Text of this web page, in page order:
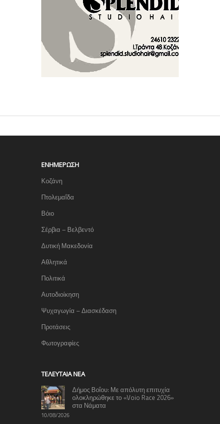
ΕΝΗΜΈΡΩΣΗ
Κοζάνη
Πτολεμαΐδα
Βόιο
Σέρβια – Βελβεντό
Δυτική Μακεδονία
Αθλητικά
Πολιτικά
Αυτοδιοίκηση
Ψυχαγωγία – Διασκέδαση
Προτάσεις
Φωτογραφίες
TΕΛΕΥΤΑΊΑ ΝΈΑ
Δήμος Βοΐου: Με απόλυτη επιτυχία
ολοκληρώθηκε το «Voio Race 2026»
στα Νάματα
10/08/2026